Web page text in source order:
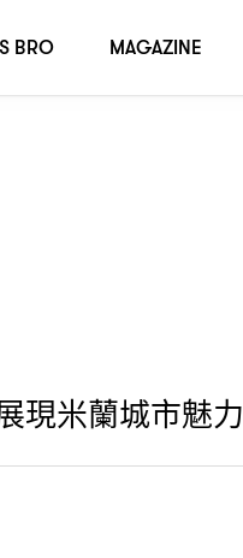
現米蘭城市魅力
BRO MAGAZINE